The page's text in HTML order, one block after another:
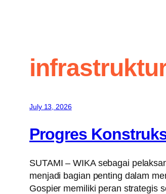
July 13, 2026
Progres
SUTAMI – WIKA sebagai
menjadi bagian penting dalam
Gospier memiliki peran strategis